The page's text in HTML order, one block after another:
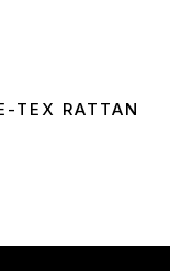
TEX RATTAN